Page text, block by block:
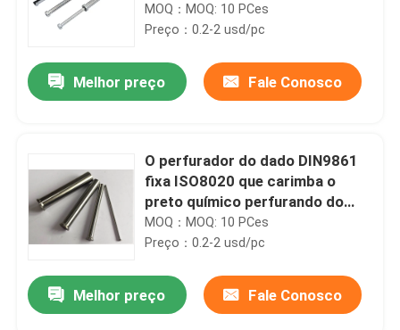
MOQ：MOQ: 10 PCes
Preço：0.2-2 usd/pc
Melhor preço Fale Conosco
O perfurador do dado DIN9861
fixa ISO8020 que carimba o
preto químico perfurando do
perfurador
MOQ：MOQ: 10 PCes
Preço：0.2-2 usd/pc
Melhor preço Fale Conosco